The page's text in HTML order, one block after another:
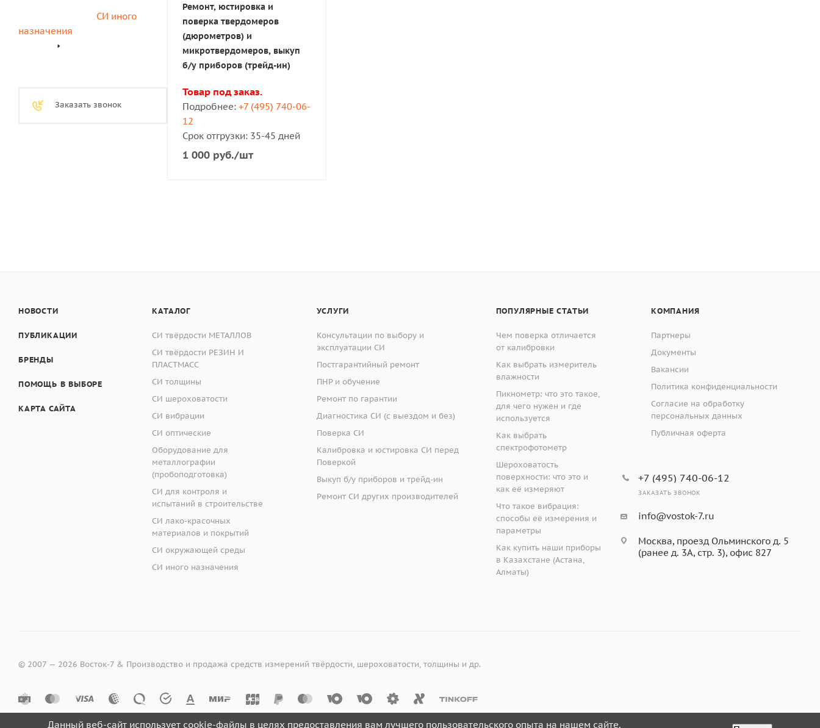
Ремонт, юстировка и
поверка твердомеров
(дюрометров) и
микротвердомеров, выкуп
б/у приборов (трейд-ин)
Товар под заказ.
Подробнее: +7 (495) 740-06-
12
Срок отгрузки: 35-45 дней
1 000 руб./шт
СИ иного
назначения
Заказать звонок
НОВОСТИ
ПУБЛИКАЦИИ
БРЕНДЫ
ПОМОЩЬ В ВЫБОРЕ
КАРТА САЙТА
КАТАЛОГ
СИ твёрдости МЕТАЛЛОВ
СИ твёрдости РЕЗИН И
ПЛАСТМАСС
СИ толщины
СИ шероховатости
СИ вибрации
СИ оптические
Оборудование для
металлографии
(пробоподготовка)
СИ для контроля и
испытаний в строительстве
СИ лако-красочных
материалов и покрытий
СИ окружающей среды
СИ иного назначения
УСЛУГИ
Консультации по выбору и
эксплуатации СИ
Постгарантийный ремонт
ПНР и обучение
Ремонт по гарантии
Диагностика СИ (с выездом и без)
Поверка СИ
Калибровка и юстировка СИ перед
Поверкой
Выкуп б/у приборов и трейд-ин
Ремонт СИ других производителей
ПОПУЛЯРНЫЕ СТАТЬИ
Чем поверка отличается
от калибровки
Как выбрать измеритель
влажности
Пикнометр: что это такое,
для чего нужен и где
используется
Как выбрать
спектрофотометр
Шероховатость
поверхности: что это и
как её измеряют
Что такое вибрация:
способы её измерения и
параметры
Как купить наши приборы
в Казахстане (Астана,
Алматы)
КОМПАНИЯ
Партнеры
Документы
Вакансии
Политика конфиденциальности
Согласие на обработку
персональных данных
Публичная оферта
+7 (495) 740-06-12
ЗАКАЗАТЬ ЗВОНОК
info@vostok-7.ru
Москва, проезд Ольминского д. 5
(ранее д. 3А, стр. 3), офис 827
© 2007 — 2026 Восток-7 & Производство и продажа средств измерений твёрдости, шероховатости, толщины и др.
Данный веб-сайт использует cookie-файлы в целях предоставления вам лучшего пользовательского опыта на нашем сайте.